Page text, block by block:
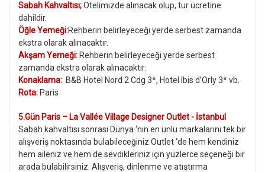
Sabah Kahvaltısı;Otelimizde alınacak olup, tur ücretine
dahildir.
Öğle Yemeği:Rehberin belirleyeceği yerde serbest zamanda
ekstra olarak alınacaktır.
Akşam Yemeği: Rehberin belirleyeceği yerde serbest
zamanda ekstra olarak alınacaktır.
Konaklama: B&B Hotel Nord 2 Cdg 3*, Hotel Ibis d’Orly 3* vb.
Rota: Paris
5.Gün Paris – La Vallée Village Designer Outlet - İstanbul
Sabah kahvaltısı sonrası Dünya ‘nın en ünlü markalarını tek bir
alışveriş noktasında bulabileceğiniz Outlet ‘de hem kendiniz
hem aileniz ve hem de sevdikleriniz için yüzlerce seçeneği bir
arada bulabilirsiniz. Alışveriş, dinlenme ve atıştırma